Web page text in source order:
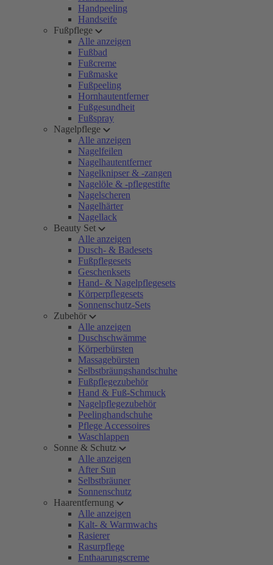
Handpeeling
Handseife
Fußpflege
Alle anzeigen
Fußbad
Fußcreme
Fußmaske
Fußpeeling
Hornhautentferner
Fußgesundheit
Fußspray
Nagelpflege
Alle anzeigen
Nagelfeilen
Nagelhautentferner
Nagelknipser & -zangen
Nagelöle & -pflegestifte
Nagelscheren
Nagelhärter
Nagellack
Beauty Set
Alle anzeigen
Dusch- & Badesets
Fußpflegesets
Geschenksets
Hand- & Nagelpflegesets
Körperpflegesets
Sonnenschutz-Sets
Zubehör
Alle anzeigen
Duschschwämme
Körperbürsten
Massagebürsten
Selbstbräungshandschuhe
Fußpflegezubehör
Hand & Fuß-Schmuck
Nagelpflegezubehör
Peelinghandschuhe
Pflege Accessoires
Waschlappen
Sonne & Schutz
Alle anzeigen
After Sun
Selbstbräuner
Sonnenschutz
Haarentfernung
Alle anzeigen
Kalt- & Warmwachs
Rasierer
Rasurpflege
Enthaarungscreme